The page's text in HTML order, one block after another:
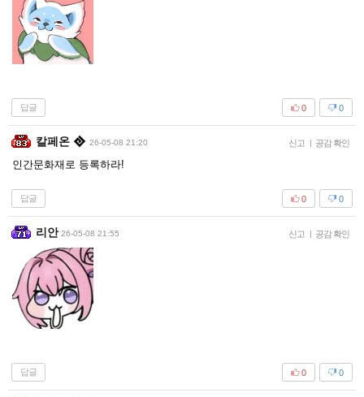
답글 0
0
칼페온 26-05-08 21:20 신고 공감 확인
인간문화재로 등록하라!
답글 0
0
리안 26-05-08 21:55 신고 공감 확인
답글 0
0